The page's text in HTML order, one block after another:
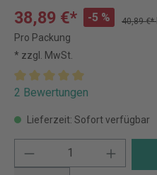
38,89 €* -5 % 40,89 €*
Pro Packung
* zzgl. MwSt.
2 Bewertungen
Lieferzeit: Sofort verfügbar